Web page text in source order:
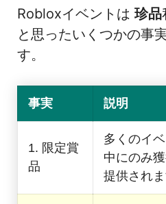
Robloxイベントは 珍品
と思ったいくつかの事
す。
事実 説明
1. 限定賞
品
多くのイ
中にのみ
提供されま